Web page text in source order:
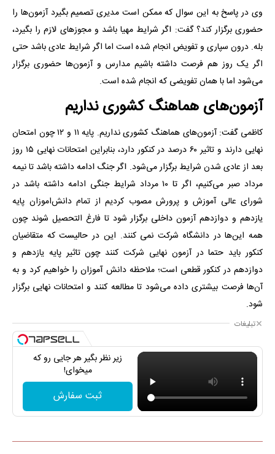
وی در پاسخ به این سوال که ممکن است مدیری تصمیم بگیرد آزمون‌ها را
حضوری برگزار کند؟ گفت: اگر شرایط مهیا باشد و مجوزهای لازم را بگیرد،
بله. درون سپاری و تفویض انجام شده است اما اگر شرایط عادی باشد حتی
اگر یک روز هم فرصت داشته باشیم مدارس و آزمون‌ها حضوری برگزار
می‌شود اما با همان تفویضی که انجام شده است.
آزمون‌های هماهنگ کشوری نداریم
کاظمی گفت: آزمون‌های هماهنگ کشوری نداریم. پایه ۱۱ و ۱۲ چون امتحان
نهایی دارند و تاثیر ۶۰ درصد در کنکور دارد، بنابراین امتحانات نهایی ۱۵ روز
بعد از عادی شدن شرایط برگزار می‌شود. اگر جنگ ادامه داشته باشد تا نیمه
مرداد صبر می‌کنیم، اگر تا ۱۰ مرداد شرایط جنگی ادامه داشته باشد در
شورای عالی آموزش و پرورش مصوب کردیم از تمام دانش‌اموزان پایه
یازدهم و دوازدهم آزمون داخلی برگزار شود تا فارغ التحصیل شوند چون
همه این‌ها در دانشگاه شرکت نمی کنند. این در حالیست که متقاضیان
کنکور باید حتما در آزمون نهایی شرکت کنند چون تاثیر پایه یازدهم و
دوازدهم در کنکور قطعی است؛ ملاحظه دانش آموزان را خواهیم کرد و به
آن‌ها فرصت بیشتری داده می‌شود تا مطالعه کنند و امتحانات نهایی برگزار
شود.
تبلیغات
زیر نظر بگیر هر جایی رو که
میخوای!
ثبت سفارش